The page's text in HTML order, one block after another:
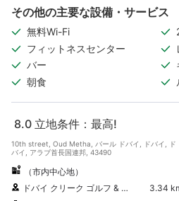
その他の主要な設備・サービス
無料Wi-Fi
フィットネスセンター
バー
朝食
8.0 立地条件：最高!
10th street, Oud Metha, バール ドバイ, ドバイ, ド
バイ, アラブ首長国連邦, 43490
（市内中心地）
ドバイ クリーク ゴルフ & ヨットクラブ
3.34